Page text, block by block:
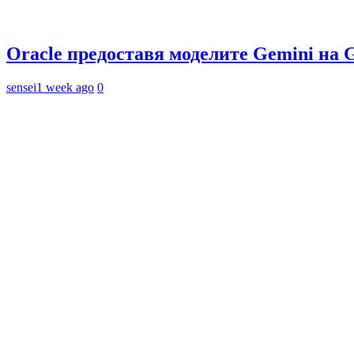
Oracle предоставя моделите Gemini на
sensei1 week ago 0